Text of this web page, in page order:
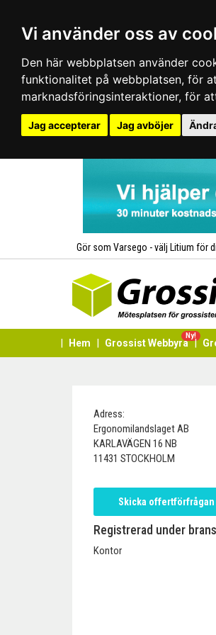
Vi använder oss av
Den här webbplatsen använder
funktionalitet på webbplatsen, för
marknadsföringsinteraktioner, för
Jag accepterar Jag avböjer
Gör som Varsego - välj Litium för
Hem Grossist Webbyrå
Ny!
Adress:
Ergonomilandslaget AB
KARLAVÄGEN 16 NB
11431 STOCKHOLM
Skicka offertförfrågan
Registrerad under
Kontor